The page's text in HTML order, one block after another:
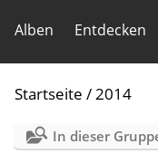
Alben Entdecken
Startseite /2014
In dieser